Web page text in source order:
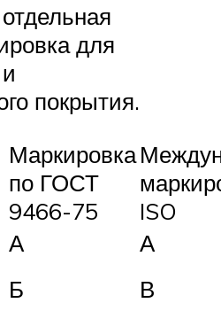
для
покрытия.
Маркировка
по ГОСТ
9466-75
ISO
А
А
Б В